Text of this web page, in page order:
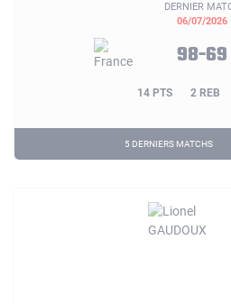
DERNIER
06/07/2026
98-69
14 PTS 2 REB
5 DERNIERS MATCHS